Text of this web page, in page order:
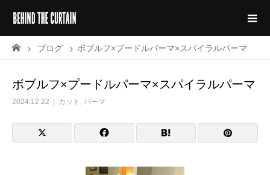
ブログ ボブルフ×プードルパーマ×スパイラルパーマ
ボブルフ×プードルパーマ×スパイラルパーマ
2024.12.22 カット , パーマ